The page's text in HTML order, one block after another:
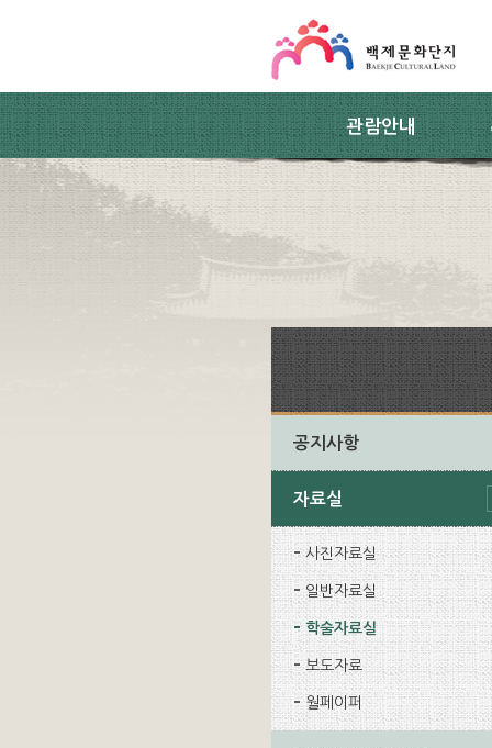
관람안내
공지사항
자료실
사진자료실
일반자료실
학술자료실
보도자료
월페이퍼